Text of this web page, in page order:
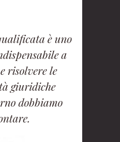
è uno
a
risolvere le
giuridiche
dobbiamo